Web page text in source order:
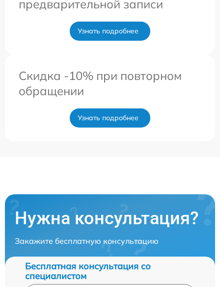
предварительной записи
Узнать подробнее
Скидка -10% при повторном
обращении
Узнать подробнее
Нужна консультация?
Закажите бесплатную консультацию
Бесплатная консультация со
специалистом